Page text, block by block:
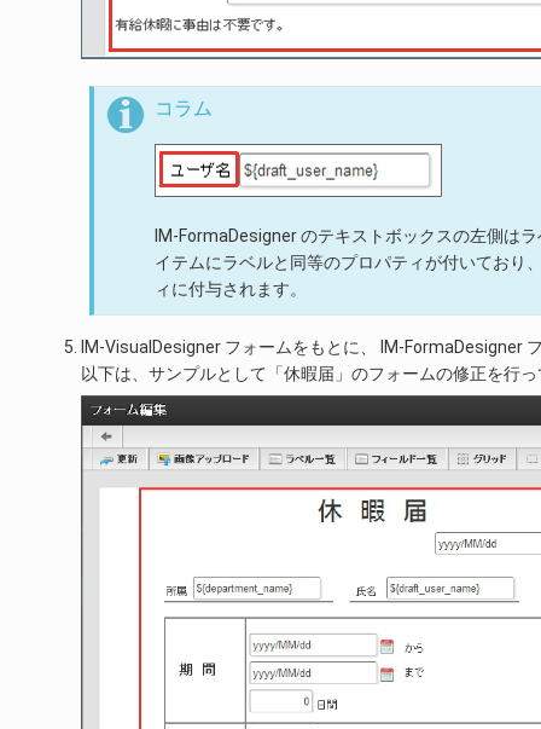
コラム
IM-FormaDesigner のテキストボックスの左側は
イテムにラベルと同等のプロパティが付いており
ィに付与されます。
IM-VisualDesigner フォームをもとに、 IM-FormaDesigner
以下は、サンプルとして「休暇届」のフォームの修正を行